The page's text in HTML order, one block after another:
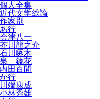
個人全集
近代文学総論
作家別
あ行
会津八一
芥川龍之介
石川啄木
泉 鏡花
内田百閒
か行
川端康成
小林秀雄